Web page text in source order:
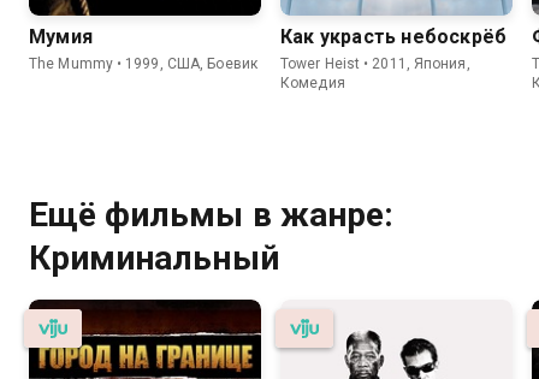
Мумия
The Mummy • 1999, США, Боевик
Как украсть небоскрёб
Tower Heist • 2011, Япония,
Комедия
Ещё фильмы в жанре:
Криминальный